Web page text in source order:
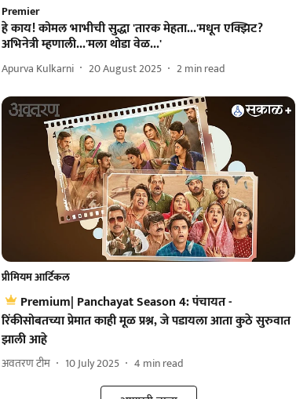
Premier
हे काय! कोमल भाभीची सुद्धा 'तारक मेहता...'मधून एक्झिट?
अभिनेत्री म्हणाली...'मला थोडा वेळ...'
Apurva Kulkarni 20 August 2025 2min read
प्रीमियम आर्टिकल
Premium| Panchayat Season 4: पंचायत -
रिंकीसोबतच्या प्रेमात काही मूळ प्रश्न, जे पडायला आता कुठे सुरुवात
झाली आहे
अवतरण टीम 10 July 2025 4 min read